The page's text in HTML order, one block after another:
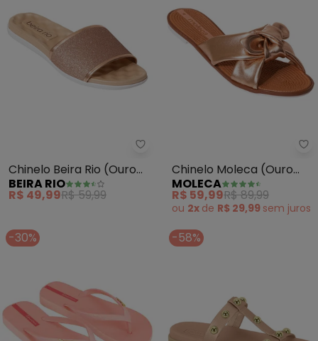
Beira Rio - Chinelo Beira Rio
Chinelo Beira Rio (Ouro
Rosado) em Sintetico
BEIRA RIO
R$ 49,99R$ 59,99
Chinelo Moleca (Ouro
Rosa) em Sintético
Metalizado
MOLECA
R$ 59,99R$ 89,99
ou 2x de R$ 29,99 sem juros
-30% -58%